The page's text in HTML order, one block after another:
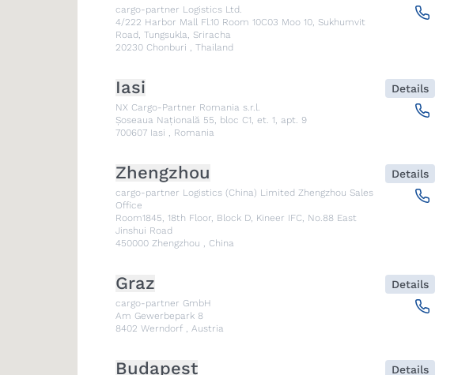
cargo-partner Logistics Ltd.
4/222 Harbor Mall Fl.10 Room 10C03 Moo 10, Sukhumvit
Road, Tungsukla, Sriracha
20230 Chonburi , Thailand
Iasi
NX Cargo-Partner Romania s.r.l.
Șoseaua Națională 55, bloc C1, et. 1, apt. 9
700607 Iasi , Romania
Details
Zhengzhou
cargo-partner Logistics (China) Limited Zhengzhou Sales
Office
Room1845, 18th Floor, Block D, Kineer IFC, No.88 East
Jinshui Road
450000 Zhengzhou , China
Details
Graz
cargo-partner GmbH
Am Gewerbepark 8
8402 Werndorf , Austria
Details
Budapest Details